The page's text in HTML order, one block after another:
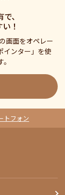
、
！
画面をオペレー
インター」を使
トフォン